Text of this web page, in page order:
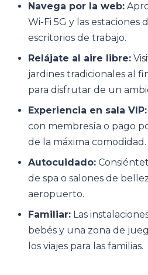
Navega por la web:
Wi-Fi 5G y las estaciones
escritorios de trabajo.
Relájate al aire libre:
jardines tradicionales al
para disfrutar de un
Experiencia en sala VIP:
con membresía o pago
de la máxima comodidad.
Autocuidado:
de spa o salones de
aeropuerto.
Familiar: Las
bebés y una zona de
los viajes para las familias.